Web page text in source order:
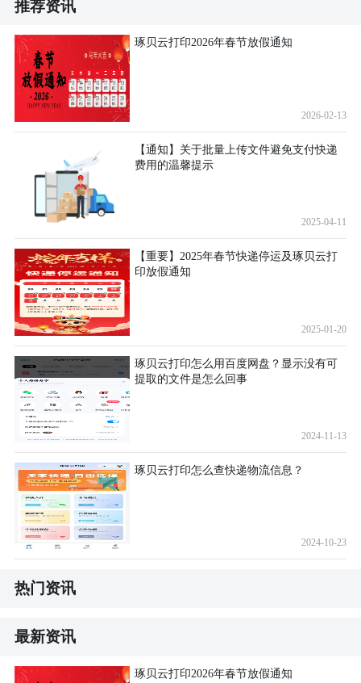
推荐资讯
琢贝云打印2026年春节放假通知
2026-02-13
【通知】关于批量上传文件避免支付快递
费用的温馨提示
2025-04-11
【重要】2025年春节快递停运及琢贝云打
印放假通知
2025-01-20
琢贝云打印怎么用百度网盘？显示没有可
提取的文件是怎么回事
2024-11-13
琢贝云打印怎么查快递物流信息？
2024-10-23
热门资讯
最新资讯
琢贝云打印2026年春节放假通知